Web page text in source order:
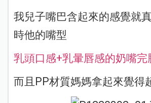
我兒子嘴巴含起來的感覺就
時他的嘴型
乳頭口感+乳暈唇感的奶嘴完
而且PP材質媽媽拿起來覺得